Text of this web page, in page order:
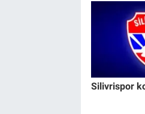
Silivrispor